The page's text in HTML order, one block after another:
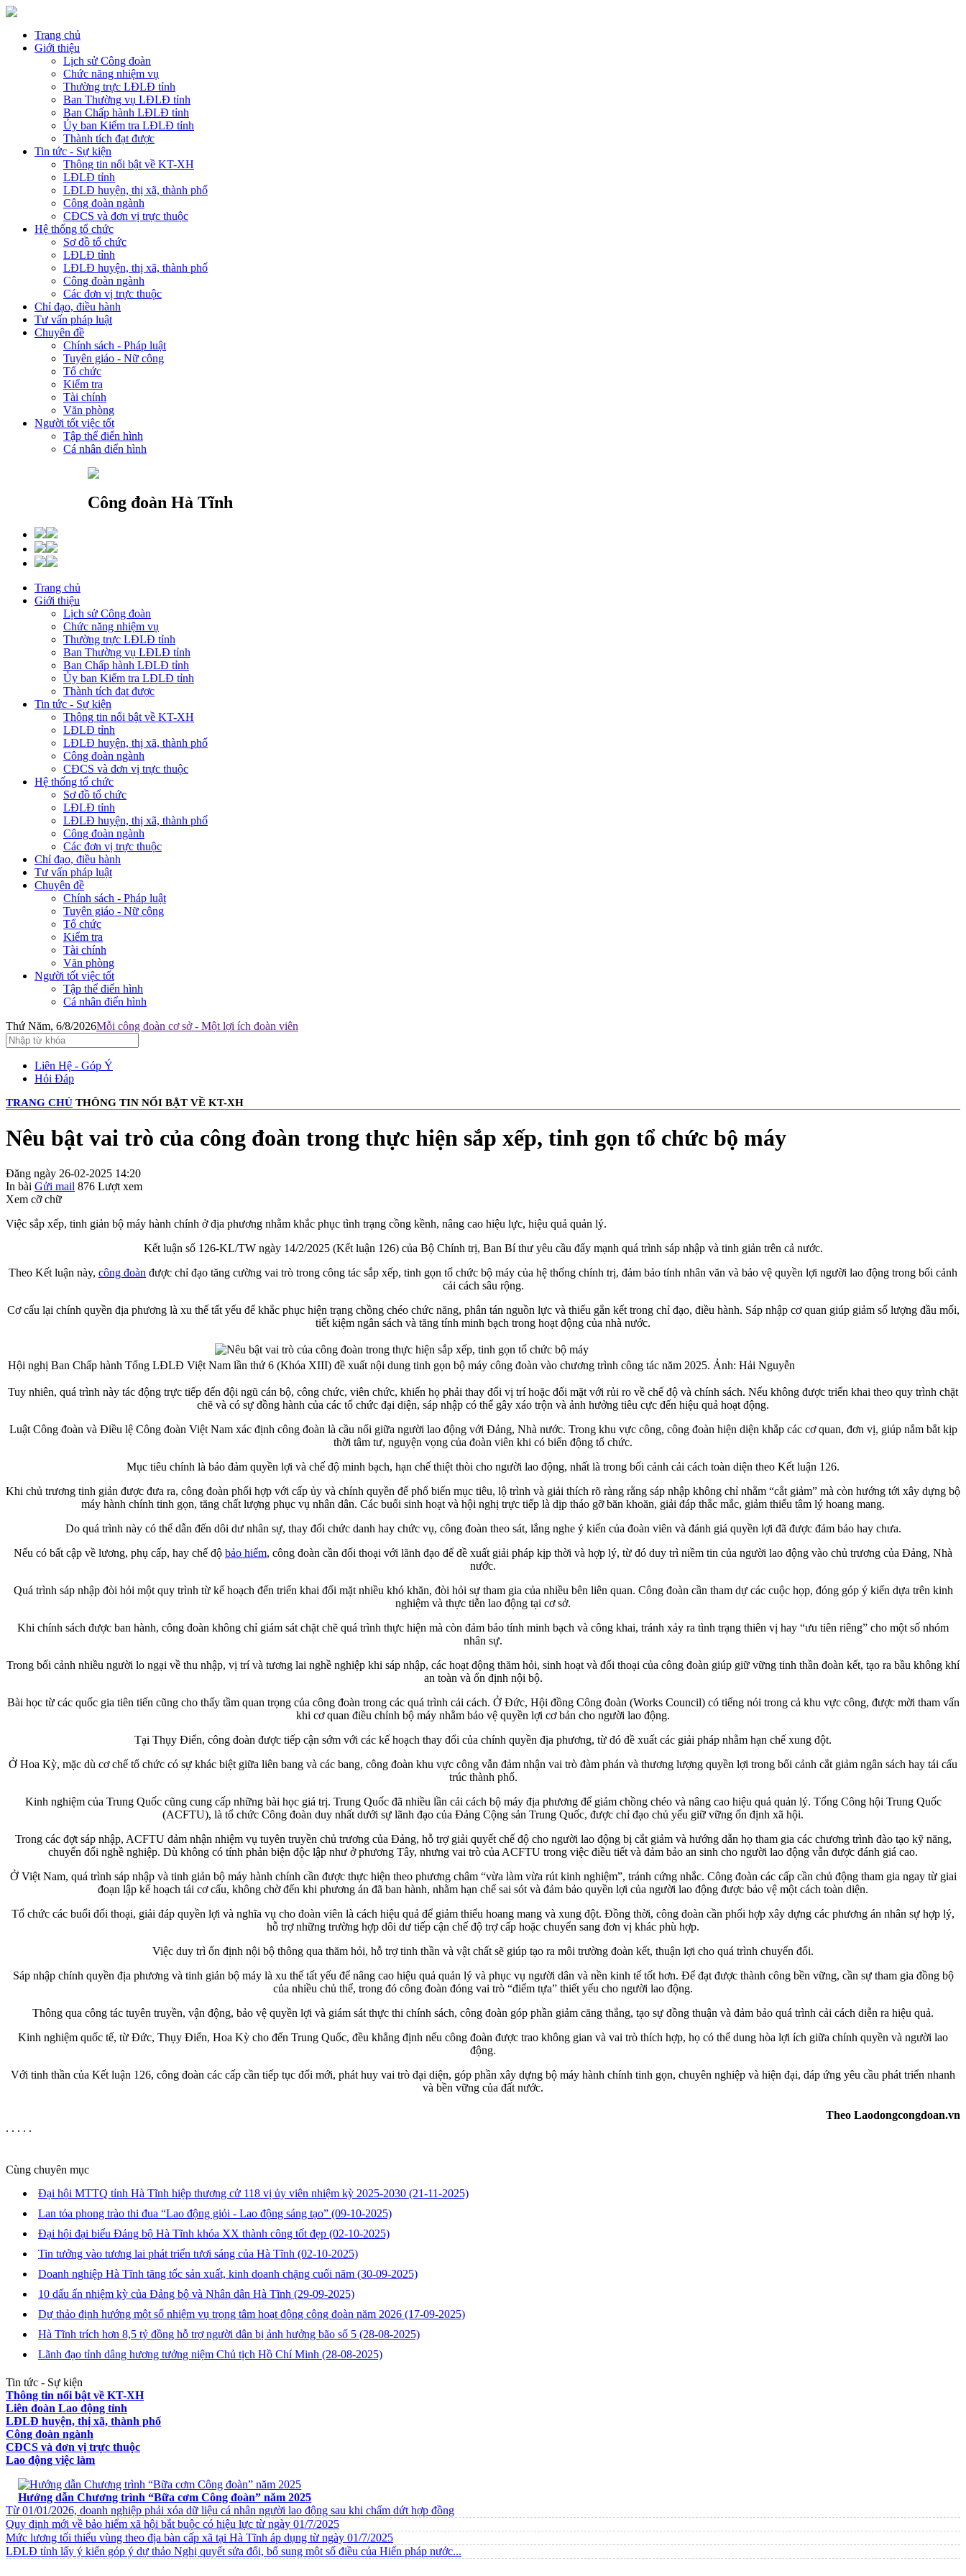
Trang chủ
Giới thiệu
Lịch sử Công đoàn
Chức năng nhiệm vụ
Thường trực LĐLĐ tỉnh
Ban Thường vụ LĐLĐ tỉnh
Ban Chấp hành LĐLĐ tỉnh
Ủy ban Kiểm tra LĐLĐ tỉnh
Thành tích đạt được
Tin tức - Sự kiện
Thông tin nổi bật về KT-XH
LĐLĐ tỉnh
LĐLĐ huyện, thị xã, thành phố
Công đoàn ngành
CĐCS và đơn vị trực thuộc
Hệ thống tổ chức
Sơ đồ tổ chức
LĐLĐ tỉnh
LĐLĐ huyện, thị xã, thành phố
Công đoàn ngành
Các đơn vị trực thuộc
Chỉ đạo, điều hành
Tư vấn pháp luật
Chuyên đề
Chính sách - Pháp luật
Tuyên giáo - Nữ công
Tổ chức
Kiểm tra
Tài chính
Văn phòng
Người tốt việc tốt
Tập thể điển hình
Cá nhân điển hình
Công đoàn Hà Tĩnh
Trang chủ
Giới thiệu
Lịch sử Công đoàn
Chức năng nhiệm vụ
Thường trực LĐLĐ tỉnh
Ban Thường vụ LĐLĐ tỉnh
Ban Chấp hành LĐLĐ tỉnh
Ủy ban Kiểm tra LĐLĐ tỉnh
Thành tích đạt được
Tin tức - Sự kiện
Thông tin nổi bật về KT-XH
LĐLĐ tỉnh
LĐLĐ huyện, thị xã, thành phố
Công đoàn ngành
CĐCS và đơn vị trực thuộc
Hệ thống tổ chức
Sơ đồ tổ chức
LĐLĐ tỉnh
LĐLĐ huyện, thị xã, thành phố
Công đoàn ngành
Các đơn vị trực thuộc
Chỉ đạo, điều hành
Tư vấn pháp luật
Chuyên đề
Chính sách - Pháp luật
Tuyên giáo - Nữ công
Tổ chức
Kiểm tra
Tài chính
Văn phòng
Người tốt việc tốt
Tập thể điển hình
Cá nhân điển hình
Thứ Năm, 6/8/2026Mỗi công đoàn cơ sở - Một lợi ích đoàn viên
Liên Hệ - Góp Ý
Hỏi Đáp
TRANG CHỦ THÔNG TIN NỔI BẬT VỀ KT-XH
Nêu bật vai trò của công đoàn trong thực hiện sắp xếp, tinh gọn tổ chức bộ máy
Đăng ngày 26-02-2025 14:20
In bài Gửi mail 876 Lượt xem
Xem cỡ chữ
Việc sắp xếp, tinh giản bộ máy hành chính ở địa phương nhằm khắc phục tình trạng cồng kềnh, nâng cao hiệu lực, hiệu quả quản lý.
Kết luận số 126-KL/TW ngày 14/2/2025 (Kết luận 126) của Bộ Chính trị, Ban Bí thư yêu cầu đẩy mạnh quá trình sáp nhập và tinh giản trên cả nước.
Theo Kết luận này, công đoàn được chỉ đạo tăng cường vai trò trong công tác sắp xếp, tinh gọn tổ chức bộ máy của hệ thống chính trị, đảm bảo tính nhân văn và bảo vệ quyền lợi người lao động trong bối cảnh
cải cách sâu rộng.
Cơ cấu lại chính quyền địa phương là xu thế tất yếu để khắc phục hiện trạng chồng chéo chức năng, phân tán nguồn lực và thiếu gắn kết trong chỉ đạo, điều hành. Sáp nhập cơ quan giúp giảm số lượng đầu mối,
tiết kiệm ngân sách và tăng tính minh bạch trong hoạt động của nhà nước.
Hội nghị Ban Chấp hành Tổng LĐLĐ Việt Nam lần thứ 6 (Khóa XIII) đề xuất nội dung tinh gọn bộ máy công đoàn vào chương trình công tác năm 2025. Ảnh: Hải Nguyễn
Tuy nhiên, quá trình này tác động trực tiếp đến đội ngũ cán bộ, công chức, viên chức, khiến họ phải thay đổi vị trí hoặc đối mặt với rủi ro về chế độ và chính sách. Nếu không được triển khai theo quy trình chặt
chẽ và có sự đồng hành của các tổ chức đại diện, sáp nhập có thể gây xáo trộn và ảnh hưởng tiêu cực đến hiệu quả hoạt động.
Luật Công đoàn và Điều lệ Công đoàn Việt Nam xác định công đoàn là cầu nối giữa người lao động với Đảng, Nhà nước. Trong khu vực công, công đoàn hiện diện khắp các cơ quan, đơn vị, giúp nắm bắt kịp
thời tâm tư, nguyện vọng của đoàn viên khi có biến động tổ chức.
Mục tiêu chính là bảo đảm quyền lợi và chế độ minh bạch, hạn chế thiệt thòi cho người lao động, nhất là trong bối cảnh cải cách toàn diện theo Kết luận 126.
Khi chủ trương tinh giản được đưa ra, công đoàn phối hợp với cấp ủy và chính quyền để phổ biến mục tiêu, lộ trình và giải thích rõ ràng rằng sáp nhập không chỉ nhằm “cắt giảm” mà còn hướng tới xây dựng bộ
máy hành chính tinh gọn, tăng chất lượng phục vụ nhân dân. Các buổi sinh hoạt và hội nghị trực tiếp là dịp tháo gỡ băn khoăn, giải đáp thắc mắc, giảm thiểu tâm lý hoang mang.
Do quá trình này có thể dẫn đến dôi dư nhân sự, thay đổi chức danh hay chức vụ, công đoàn theo sát, lắng nghe ý kiến của đoàn viên và đánh giá quyền lợi đã được đảm bảo hay chưa.
Nếu có bất cập về lương, phụ cấp, hay chế độ bảo hiểm, công đoàn cần đối thoại với lãnh đạo để đề xuất giải pháp kịp thời và hợp lý, từ đó duy trì niềm tin của người lao động vào chủ trương của Đảng, Nhà
nước.
Quá trình sáp nhập đòi hỏi một quy trình từ kế hoạch đến triển khai đối mặt nhiều khó khăn, đòi hỏi sự tham gia của nhiều bên liên quan. Công đoàn cần tham dự các cuộc họp, đóng góp ý kiến dựa trên kinh
nghiệm và thực tiễn lao động tại cơ sở.
Khi chính sách được ban hành, công đoàn không chỉ giám sát chặt chẽ quá trình thực hiện mà còn đảm bảo tính minh bạch và công khai, tránh xảy ra tình trạng thiên vị hay “ưu tiên riêng” cho một số nhóm
nhân sự.
Trong bối cảnh nhiều người lo ngại về thu nhập, vị trí và tương lai nghề nghiệp khi sáp nhập, các hoạt động thăm hỏi, sinh hoạt và đối thoại của công đoàn giúp giữ vững tinh thần đoàn kết, tạo ra bầu không khí
an toàn và ổn định nội bộ.
Bài học từ các quốc gia tiên tiến cũng cho thấy tầm quan trọng của công đoàn trong các quá trình cải cách. Ở Đức, Hội đồng Công đoàn (Works Council) có tiếng nói trong cả khu vực công, được mời tham vấn
khi cơ quan điều chỉnh bộ máy nhằm bảo vệ quyền lợi cơ bản cho người lao động.
Tại Thụy Điển, công đoàn được tiếp cận sớm với các kế hoạch thay đổi của chính quyền địa phương, từ đó đề xuất các giải pháp nhằm hạn chế xung đột.
Ở Hoa Kỳ, mặc dù cơ chế tổ chức có sự khác biệt giữa liên bang và các bang, công đoàn khu vực công vẫn đảm nhận vai trò đàm phán và thương lượng quyền lợi trong bối cảnh cắt giảm ngân sách hay tái cấu
trúc thành phố.
Kinh nghiệm của Trung Quốc cũng cung cấp những bài học giá trị. Trung Quốc đã nhiều lần cải cách bộ máy địa phương để giảm chồng chéo và nâng cao hiệu quả quản lý. Tổng Công hội Trung Quốc
(ACFTU), là tổ chức Công đoàn duy nhất dưới sự lãnh đạo của Đảng Cộng sản Trung Quốc, được chỉ đạo chủ yếu giữ vững ổn định xã hội.
Trong các đợt sáp nhập, ACFTU đảm nhận nhiệm vụ tuyên truyền chủ trương của Đảng, hỗ trợ giải quyết chế độ cho người lao động bị cắt giảm và hướng dẫn họ tham gia các chương trình đào tạo kỹ năng,
chuyển đổi nghề nghiệp. Dù không có tính phản biện độc lập như ở phương Tây, nhưng vai trò của ACFTU trong việc điều tiết và đảm bảo an sinh cho người lao động vẫn được đánh giá cao.
Ở Việt Nam, quá trình sáp nhập và tinh giản bộ máy hành chính cần được thực hiện theo phương châm “vừa làm vừa rút kinh nghiệm”, tránh cứng nhắc. Công đoàn các cấp cần chủ động tham gia ngay từ giai
đoạn lập kế hoạch tái cơ cấu, không chờ đến khi phương án đã ban hành, nhằm hạn chế sai sót và đảm bảo quyền lợi của người lao động được bảo vệ một cách toàn diện.
Tổ chức các buổi đối thoại, giải đáp quyền lợi và nghĩa vụ cho đoàn viên là cách hiệu quả để giảm thiểu hoang mang và xung đột. Đồng thời, công đoàn cần phối hợp xây dựng các phương án nhân sự hợp lý,
hỗ trợ những trường hợp dôi dư tiếp cận chế độ trợ cấp hoặc chuyển sang đơn vị khác phù hợp.
Việc duy trì ổn định nội bộ thông qua thăm hỏi, hỗ trợ tinh thần và vật chất sẽ giúp tạo ra môi trường đoàn kết, thuận lợi cho quá trình chuyển đổi.
Sáp nhập chính quyền địa phương và tinh giản bộ máy là xu thế tất yếu để nâng cao hiệu quả quản lý và phục vụ người dân và nền kinh tế tốt hơn. Để đạt được thành công bền vững, cần sự tham gia đồng bộ
của nhiều chủ thể, trong đó công đoàn đóng vai trò “điểm tựa” thiết yếu cho người lao động.
Thông qua công tác tuyên truyền, vận động, bảo vệ quyền lợi và giám sát thực thi chính sách, công đoàn góp phần giảm căng thẳng, tạo sự đồng thuận và đảm bảo quá trình cải cách diễn ra hiệu quả.
Kinh nghiệm quốc tế, từ Đức, Thụy Điển, Hoa Kỳ cho đến Trung Quốc, đều khẳng định nếu công đoàn được trao không gian và vai trò thích hợp, họ có thể dung hòa lợi ích giữa chính quyền và người lao
động.
Với tinh thần của Kết luận 126, công đoàn các cấp cần tiếp tục đổi mới, phát huy vai trò đại diện, góp phần xây dựng bộ máy hành chính tinh gọn, chuyên nghiệp và hiện đại, đáp ứng yêu cầu phát triển nhanh
và bền vững của đất nước.
Theo Laodongcongdoan.vn
. . . . .
Cùng chuyên mục
Đại hội MTTQ tỉnh Hà Tĩnh hiệp thương cử 118 vị ủy viên nhiệm kỳ 2025-2030 (21-11-2025)
Lan tỏa phong trào thi đua “Lao động giỏi - Lao động sáng tạo” (09-10-2025)
Đại hội đại biểu Đảng bộ Hà Tĩnh khóa XX thành công tốt đẹp (02-10-2025)
Tin tưởng vào tương lai phát triển tươi sáng của Hà Tĩnh (02-10-2025)
Doanh nghiệp Hà Tĩnh tăng tốc sản xuất, kinh doanh chặng cuối năm (30-09-2025)
10 dấu ấn nhiệm kỳ của Đảng bộ và Nhân dân Hà Tĩnh (29-09-2025)
Dự thảo định hướng một số nhiệm vụ trọng tâm hoạt động công đoàn năm 2026 (17-09-2025)
Hà Tĩnh trích hơn 8,5 tỷ đồng hỗ trợ người dân bị ảnh hưởng bão số 5 (28-08-2025)
Lãnh đạo tỉnh dâng hương tưởng niệm Chủ tịch Hồ Chí Minh (28-08-2025)
Tin tức - Sự kiện
Thông tin nổi bật về KT-XH
Liên đoàn Lao động tỉnh
LĐLĐ huyện, thị xã, thành phố
Công đoàn ngành
CĐCS và đơn vị trực thuộc
Lao động việc làm
Hướng dẫn Chương trình “Bữa cơm Công đoàn” năm 2025
Từ 01/01/2026, doanh nghiệp phải xóa dữ liệu cá nhân người lao động sau khi chấm dứt hợp đồng
Quy định mới về bảo hiểm xã hội bắt buộc có hiệu lực từ ngày 01/7/2025
Mức lương tối thiểu vùng theo địa bàn cấp xã tại Hà Tĩnh áp dụng từ ngày 01/7/2025
LĐLĐ tỉnh lấy ý kiến góp ý dự thảo Nghị quyết sửa đổi, bổ sung một số điều của Hiến pháp nước...